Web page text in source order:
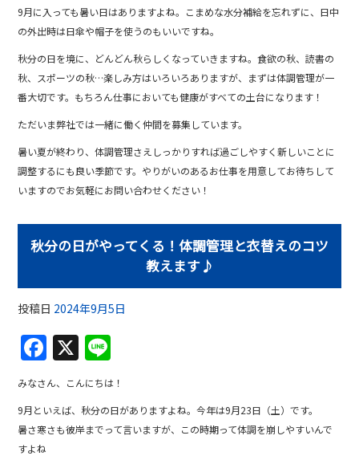
9月に入っても暑い日はありますよね。こまめな水分補給を忘れずに、日中
の外出時は日傘や帽子を使うのもいいですね。
秋分の日を境に、どんどん秋らしくなっていきますね。食欲の秋、読書の
秋、スポーツの秋…楽しみ方はいろいろありますが、まずは体調管理が一
番大切です。もちろん仕事においても健康がすべての土台になります！
ただいま弊社では一緒に働く仲間を募集しています。
暑い夏が終わり、体調管理さえしっかりすれば過ごしやすく新しいことに
調整するにも良い季節です。やりがいのあるお仕事を用意してお待ちして
いますのでお気軽にお問い合わせください！
秋分の日がやってくる！体調管理と衣替えのコツ
教えます♪
投稿日 2024年9月5日
F
a
c
e
X
n
e
みなさん、こんにちは！
9月といえば、秋分の日がありますよね。今年は9月23日（土）です。
暑さ寒さも彼岸までって言いますが、この時期って体調を崩しやすいんで
すよね